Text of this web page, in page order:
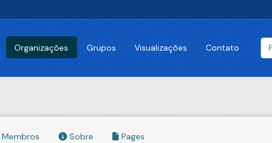
Organizações Grupos Visualizações Contato
Sobre Pages